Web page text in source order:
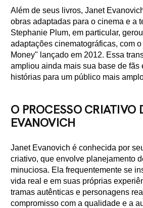
Além de seus livros, Janet
obras adaptadas para o cinema e a
Stephanie Plum, em particular,
adaptações cinematográficas, com
Money" lançado em 2012. Essa
ampliou ainda mais sua base de fãs
histórias para um público mais
O PROCESSO CRIATIVO
EVANOVICH
Janet Evanovich é conhecida por
criativo, que envolve planejamento
minuciosa. Ela frequentemente se
vida real e em suas próprias
tramas autênticas e personagens
compromisso com a qualidade e a